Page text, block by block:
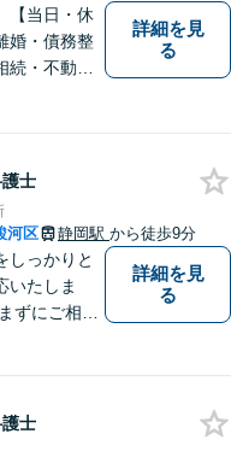
【当日・休
婚・債務整
・不動産
主の事業
題解決に
詳細を見
る
士
河区 静岡駅 から徒歩9分
しっかりと
いたしま
ずにご相談
詳細を見
る
士